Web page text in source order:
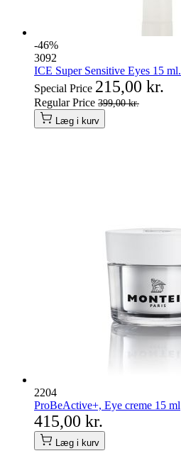
-46%
3092
ICE Super Sensitive Eyes 15 ml.
Special Price 215,00 kr.
Regular Price 399,00 kr.
Læg i kurv
2204
ProBeActive+, Eye creme 15 ml
415,00 kr.
Læg i kurv